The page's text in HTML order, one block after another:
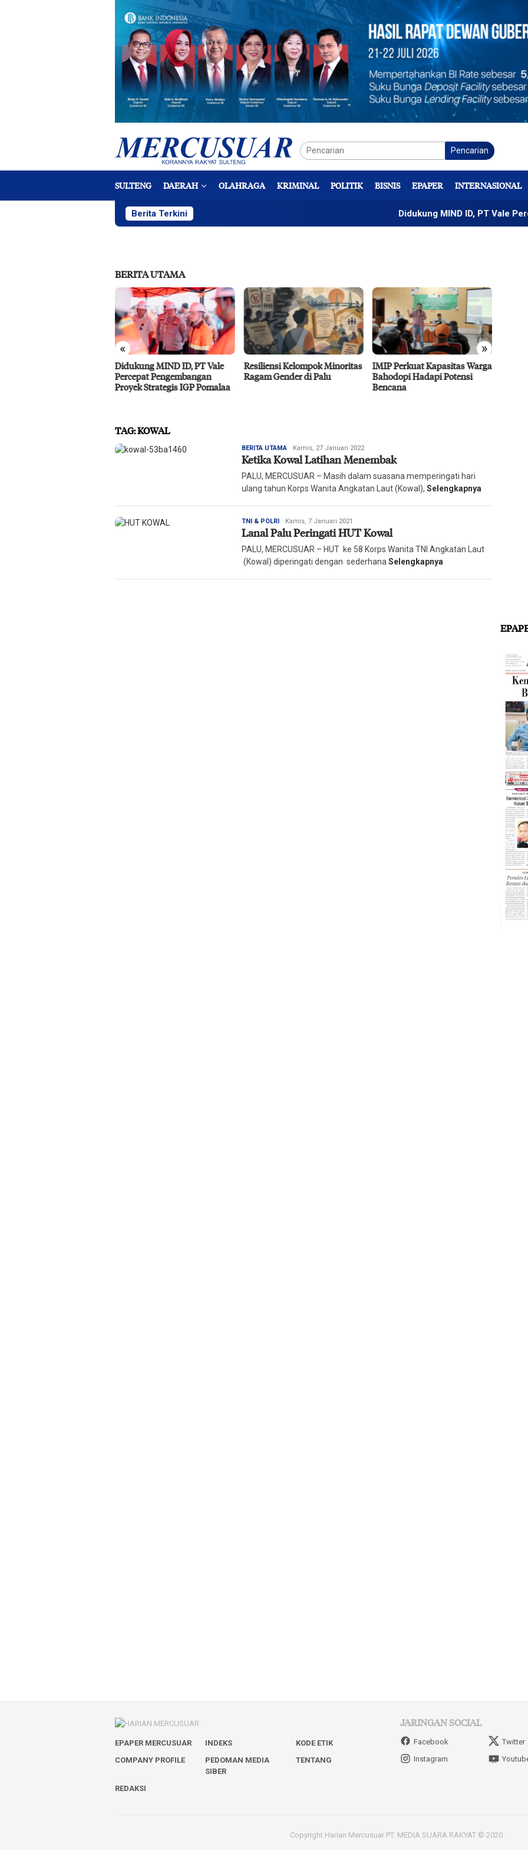
Pencarian
SULTENG DAERAH OLAHRAGA KRIMINAL POLITIK BISNIS EPAPER INTERNASIONAL
Berita Terkini Didukung MIND ID, PT Vale Percepat
BERITA UTAMA
« »
Resiliensi Kelompok Minoritas
Ragam Gender di Palu
IMIP Perkuat Kapasitas Warga
Bahodopi Hadapi Potensi
Dubes UEA Tertarik
Berinvestasi di Sulteng Sektor
Pertanian, Energi, dan
TAG:KOWAL
BERITA UTAMARedaksi
Harian
Mercusuar
Kamis, 27 Januari 2022
Ketika Kowal Latihan Menembak
PALU, MERCUSUAR – Masih dalam suasana memperingati hari
ulang tahun Korps Wanita Angkatan Laut (Kowal), Selengkapnya
TNI & POLRIRedaksi
Harian
Mercusuar
Kamis, 7 Januari 2021
Lanal Palu Peringati HUT Kowal
PALU, MERCUSUAR – HUT ke 58 Korps Wanita TNI Angkatan Laut
(Kowal) diperingati dengan sederhana Selengkapnya
EPAPER MERCUSUAR INDEKS
KODE ETIK
COMPANY PROFILE
PEDOMAN MEDIA
SIBER
TENTANG
REDAKSI
JARINGAN SOCIAL
Facebook
Twitter
Instagram
Copyright Harian Mercusuar PT. MEDIA SUARA RAKYAT © 2020